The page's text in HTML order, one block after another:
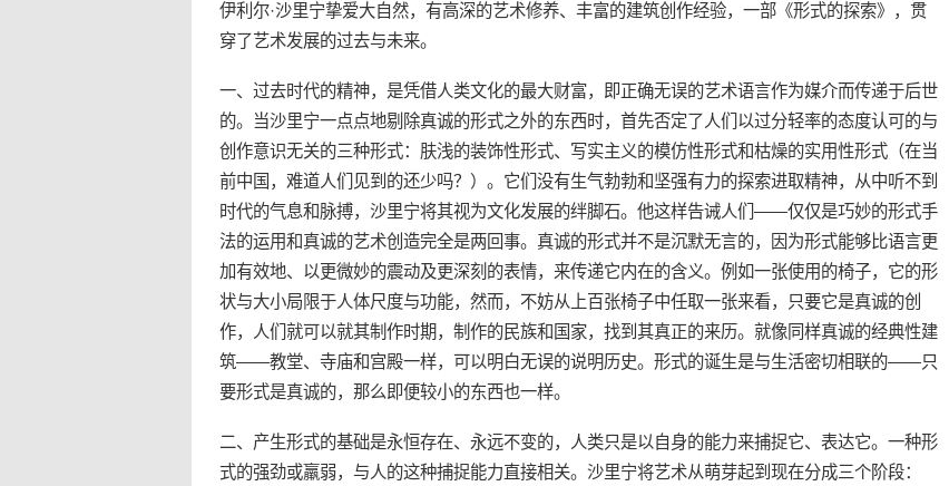
伊利尔·沙里宁挚爱大自然，有高深的艺术修养、丰富的建筑创作经验，一部《形式的探索》，贯
穿了艺术发展的过去与未来。
一、过去时代的精神，是凭借人类文化的最大财富，即正确无误的艺术语言作为媒介而传递于后世
的。当沙里宁一点点地剔除真诚的形式之外的东西时，首先否定了人们以过分轻率的态度认可的与
创作意识无关的三种形式：肤浅的装饰性形式、写实主义的模仿性形式和枯燥的实用性形式（在当
前中国，难道人们见到的还少吗？）。它们没有生气勃勃和坚强有力的探索进取精神，从中听不到
时代的气息和脉搏，沙里宁将其视为文化发展的绊脚石。他这样告诫人们——仅仅是巧妙的形式手
法的运用和真诚的艺术创造完全是两回事。真诚的形式并不是沉默无言的，因为形式能够比语言更
加有效地、以更微妙的震动及更深刻的表情，来传递它内在的含义。例如一张使用的椅子，它的形
状与大小局限于人体尺度与功能，然而，不妨从上百张椅子中任取一张来看，只要它是真诚的创
作，人们就可以就其制作时期，制作的民族和国家，找到其真正的来历。就像同样真诚的经典性建
筑——教堂、寺庙和宫殿一样，可以明白无误的说明历史。形式的诞生是与生活密切相联的——只
要形式是真诚的，那么即便较小的东西也一样。
二、产生形式的基础是永恒存在、永远不变的，人类只是以自身的能力来捕捉它、表达它。一种形
式的强劲或羸弱，与人的这种捕捉能力直接相关。沙里宁将艺术从萌芽起到现在分成三个阶段：